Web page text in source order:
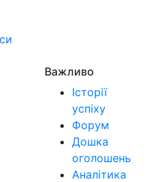
Важливо
Історії
успіху
Форум
Дошка
оголошень
Аналітика